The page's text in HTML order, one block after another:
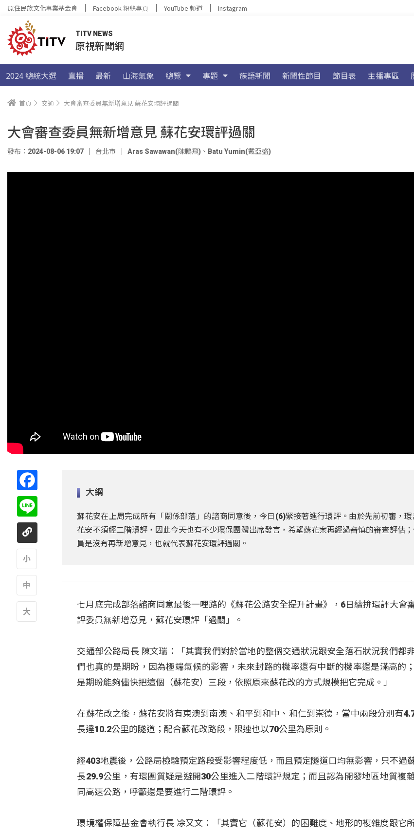
原住民族文化事業基金會 Facebook 粉絲專頁 YouTube 頻道 Instagram
TITV NEWS
原視新聞網
2024 總統大選 直播 最新 山海氣象 總覽 專題 族語新聞 新聞性節目 節目表 主播專區
首頁 交通 大會審查委員無新增意見 蘇花安環評過關
大會審查委員無新增意見 蘇花安環評過關
發布：2024-08-06 19:07 台北市 Aras Sawawan(陳鵬飛) 、 Batu Yumin(戴亞盛)
大綱
蘇花安在上周完成所有「關係部落」的諮商同意後，今日(6)緊接著進行環評。由於先前初審，
花安不須經二階環評，因此今天也有不少環保團體出席發言，希望蘇花案再經過審慎的審查評估
員是沒有再新增意見，也就代表蘇花安環評過關。
七月底完成部落諮商同意最後一哩路的《蘇花公路安全提升計畫》，6日續拚環評大會
評委員無新增意見，蘇花安環評「過關」。
交通部公路局長 陳文瑞：「其實我們對於當地的整個交通狀況跟安全落石狀況我們都
們也真的是期盼，因為極端氣候的影響，未來封路的機率還有中斷的機率還是滿高的
是期盼能夠儘快把這個（蘇花安）三段，依照原來蘇花改的方式規模把它完成。」
在蘇花改之後，蘇花安將有東澳到南澳、和平到和中、和仁到崇德，當中兩段分別有
長達10.2公里的隧道；配合蘇花改路段，限速也以70公里為原則。
經403地震後，公路局檢驗預定路段受影響程度低，而且預定隧道口均無影響，只不過
長29.9公里，有環團質疑是避開30公里進入二階環評規定；而且認為開發地區地質複
同高速公路，呼籲還是要進行二階環評。
環境權保障基金會執行長 凃又文：「其實它（蘇花安）的困難度、地形的複雜度跟它